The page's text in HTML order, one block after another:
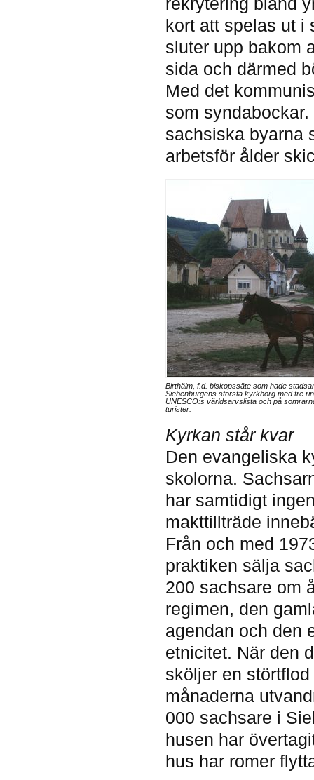
kort att spelas ut i
sluter upp bakom
sida och därmed
Med det
som
sachsiska byarna
arbetsför ålder
Birthälm, f.d. biskopssäte som hade
Siebenbürgens största kyrkborg med tre
UNESCO:s världsarvslista och på
turister.
Kyrkan står kvar
Den evangeliska
skolorna.
har samtidigt
makttillträde
Från och med
praktiken sälja
200 sachsare om
regimen, den
agendan och den
etnicitet. När den
sköljer en
månaderna
000 sachsare i
husen har
hus har romer